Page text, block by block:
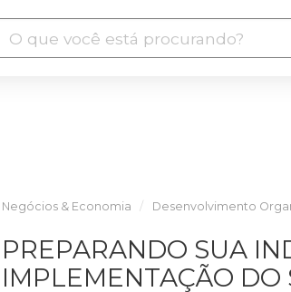
Negócios & Economia Desenvolvimento
PREPARANDO SUA
IMPLEMENTAÇÃO DO